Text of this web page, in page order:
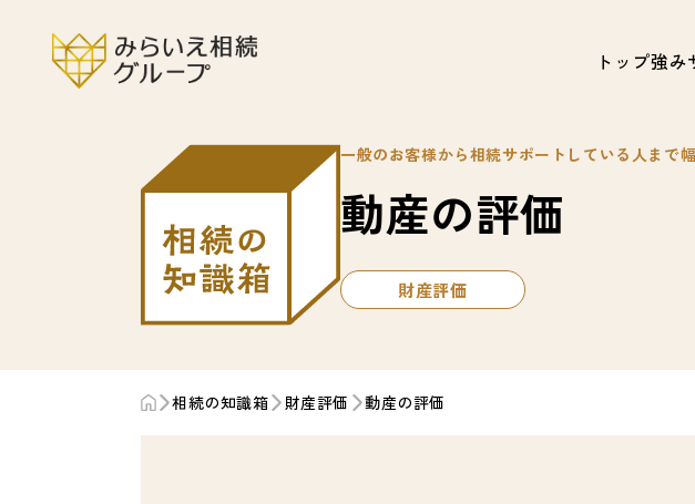
トップ強み
一般のお客様から相続サポートしている人まで
動産の評価
財産評価
相続の知識箱 財産評価 動産の評価